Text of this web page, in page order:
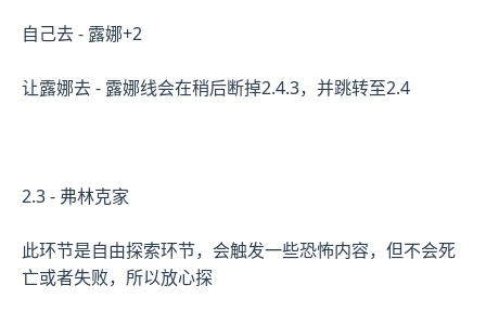
自己去 - 露娜+2
让露娜去 - 露娜线会在稍后断掉2.4.3，并跳转至2.4
2.3 - 弗林克家
此环节是自由探索环节，会触发一些恐怖内容，但不会死
亡或者失败，所以放心探